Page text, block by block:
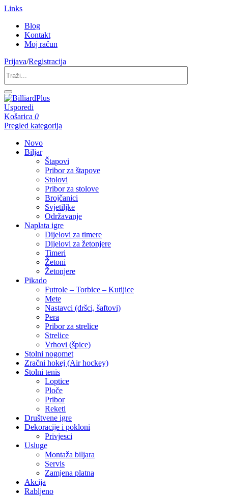
Links
Blog
Kontakt
Moj račun
Prijava/Registracija
Usporedi
Košarica 0
Pregled kategorija
Novo
Biljar
Štapovi
Pribor za štapove
Stolovi
Pribor za stolove
Brojčanici
Svjetiljke
Održavanje
Naplata igre
Dijelovi za timere
Dijelovi za žetonjere
Timeri
Žetoni
Žetonjere
Pikado
Futrole – Torbice – Kutijice
Mete
Nastavci (dršci, šaftovi)
Pera
Pribor za strelice
Strelice
Vrhovi (špice)
Stolni nogomet
Zračni hokej (Air hockey)
Stolni tenis
Loptice
Ploče
Pribor
Reketi
Društvene igre
Dekoracije i pokloni
Privjesci
Usluge
Montaža biljara
Servis
Zamjena platna
Akcija
Rabljeno